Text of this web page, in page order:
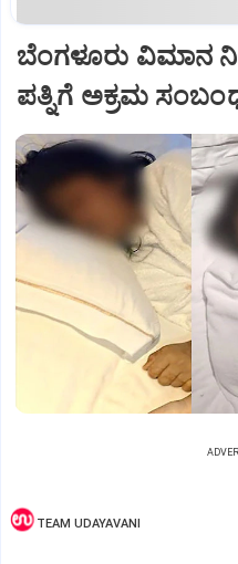
ಬೆಂಗಳೂರು ವಿಮಾನ
ಪತ್ನಿಗೆ ಅಕ್ರಮ
TEAM UDAYAVANI